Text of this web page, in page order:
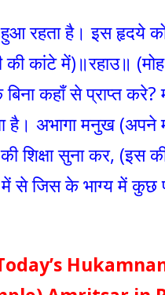
रहता है। इस हृदये
कांटे में)॥रहाउ॥
बिना कहाँ से प्राप्त
है। अभागा मनुख
शिक्षा सुना कर, (इस
से जिस के भाग्य में कुछ